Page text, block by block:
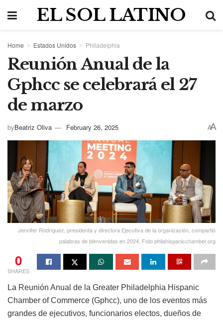
EL SOL LATINO
Home Estados Unidos Philadelphia
Reunión Anual de la
Gphcc se celebrará el 27
de marzo
byBeatriz Oliva February 26, 2025 AA
Jennifer Rodríguez, presidenta y directora Ejecutiva de la organización, compartió
palabras de bienvenidas en 2024. Foto philahispanicchamber.org
0
SHARES
La Reunión Anual de la Greater Philadelphia Hispanic
Chamber of Commerce (Gphcc), uno de los eventos más
grandes de ejecutivos, funcionarios electos, dueños de